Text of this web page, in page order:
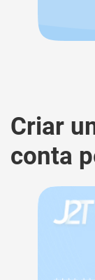
Criar
conta